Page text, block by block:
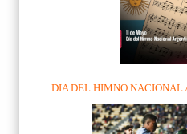
DIA DEL HIMNO NACIONAL